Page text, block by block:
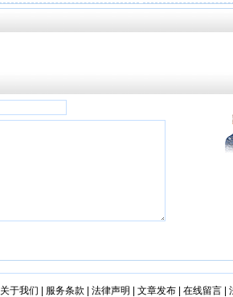
关于我们 服务条款 法律声明 文章发布| 在线留言|